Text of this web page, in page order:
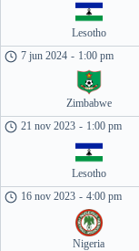
Lesotho
7 jun 2024 - 1:00 pm
Zimbabwe
21 nov 2023 - 1:00 pm
Lesotho
16 nov 2023 - 4:00 pm
Nigeria